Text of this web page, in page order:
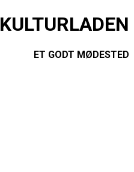
KULTURLADEN
ET GODT MØDESTED